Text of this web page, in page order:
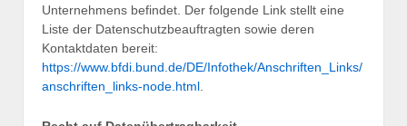
Unternehmens befindet. Der folgende Link stellt eine
Liste der Datenschutzbeauftragten sowie deren
Kontaktdaten bereit:
https://www.bfdi.bund.de/DE/Infothek/Anschriften_Links/
anschriften_links-node.html.